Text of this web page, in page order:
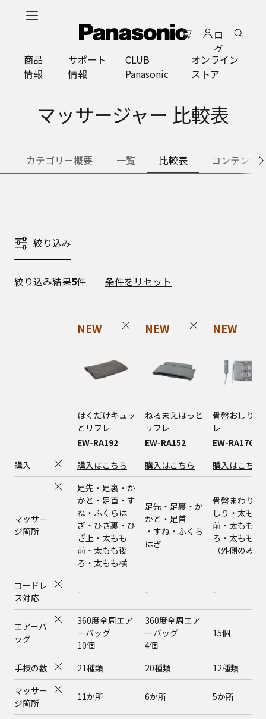
プ
ロ
グ
イ
ン
商品
情報
サポート
情報
CLUB
Panasonic
オンライン
ストア
マッサージャー 比較表
カテゴリー概要 一覧 比較表 コンテンツ
絞り込み
絞り込み結果5件 条件をリセット
NEW
はくだけキュッ
とリフレ
EW-RA192
NEW
ねるまえほっと
リフレ
EW-RA152
NEW
骨盤おしりリ
レ
EW-RA170
購入
購入はこちら 購入はこちら 購入はこちら
マッサー
ジ箇所
足先・足裏・か
かと・足首・す
ね・ふくらは
ぎ・ひざ裏・ひ
ざ上・太もも
前・太もも後
ろ・太もも横
足先・足裏・か
かと・足首
・すね・ふくら
はぎ
骨盤まわり・
しり・太もも
前・太もも後
ろ・太もも横
（外側のみ）
コードレ
ス対応
- - -
エアーバ
ッグ
360度全周エア
ーバッグ
10個
360度全周エア
ーバッグ
4個
15個
手技の数 21種類 20種類
12種類
マッサー
ジ箇所
11か所 6か所 5か所